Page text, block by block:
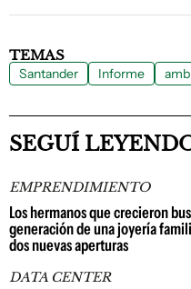
TEMAS
Santander Informe
SEGUÍ
EMPRENDIMIENTO
Los hermanos que crecieron
generación de una joyería
dos nuevas aperturas
DATA CENTER